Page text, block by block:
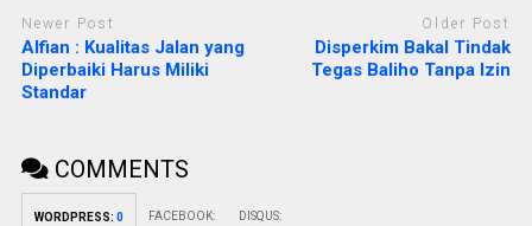
Newer Post
Alfian : Kualitas Jalan yang
Diperbaiki Harus Miliki
Standar
Older Post
Disperkim Bakal Tindak
Tegas Baliho Tanpa Izin
COMMENTS
WORDPRESS: 0 FACEBOOK: DISQUS: